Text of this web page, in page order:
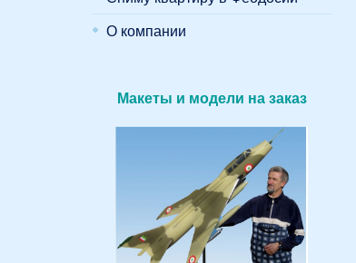
О компании
Макеты и модели на заказ